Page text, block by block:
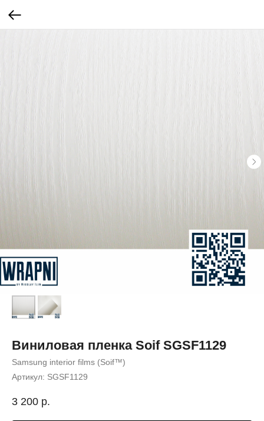
Виниловая пленка Soif SGSF1129
Samsung interior films (Soif™)
Артикул: SGSF1129
3 200 р.